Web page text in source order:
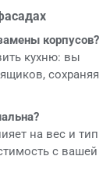
корпусов?
кухню: вы
сохраняя
на вес и тип
с вашей